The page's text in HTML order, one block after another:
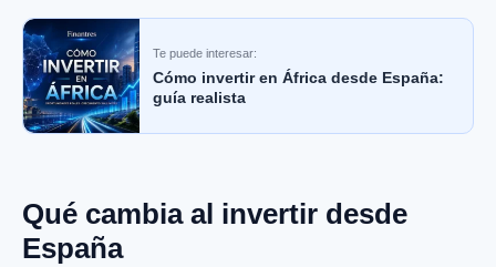
Te puede interesar:
Cómo invertir en África desde España:
guía realista
Qué cambia al invertir desde
España